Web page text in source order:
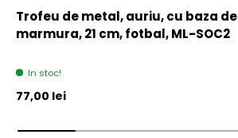
Trofeu de metal, auriu, cu baza de
marmura, 21 cm, fotbal, ML-SOC2
In stoc!
Pret initial
77,00 lei